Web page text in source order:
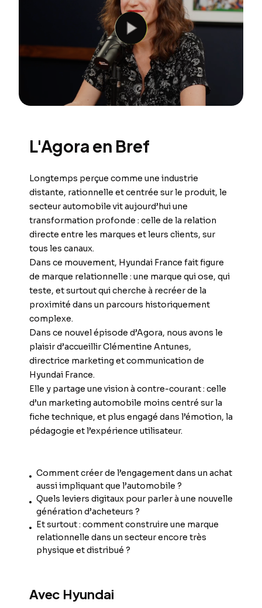
L'Agora en Bref
Longtemps perçue comme une industrie
distante, rationnelle et centrée sur le produit, le
secteur automobile vit aujourd’hui une
transformation profonde : celle de la relation
directe entre les marques et leurs clients, sur
tous les canaux.
Dans ce mouvement, Hyundai France fait figure
de marque relationnelle : une marque qui ose, qui
teste, et surtout qui cherche à recréer de la
proximité dans un parcours historiquement
complexe.
Dans ce nouvel épisode d’Agora, nous avons le
plaisir d’accueillir Clémentine Antunes,
directrice marketing et communication de
Hyundai France.
Elle y partage une vision à contre-courant : celle
d’un marketing automobile moins centré sur la
fiche technique, et plus engagé dans l’émotion, la
pédagogie et l’expérience utilisateur.
Comment créer de l’engagement dans un achat
aussi impliquant que l’automobile ?
Quels leviers digitaux pour parler à une nouvelle
génération d’acheteurs ?
Et surtout : comment construire une marque
relationnelle dans un secteur encore très
physique et distribué ?
Avec Hyundai